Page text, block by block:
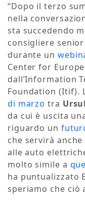
“Dopo il terzo
nella
sta succedendo
consigliere
durante un
Center for
dall’Information
Foundation (Itif).
di marzo tra
da cui è uscita
riguardo un
che servirà
alle auto
molto simile a
ha puntualizzato
speriamo che ciò